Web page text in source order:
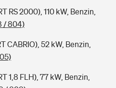
RS 2000), 110 kW, Benzin,
/ 804)
CABRIO), 52 kW, Benzin,
1,8 FLH), 77 kW, Benzin,